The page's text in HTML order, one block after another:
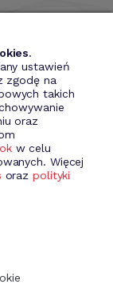
Wystawianie
marża, faktury
z rozbudowaną
analiza sprzedaży i
itd.
o.o.
.
ustawień
zgodę na
takich
oraz
w celu
Więcej
orazpolityki